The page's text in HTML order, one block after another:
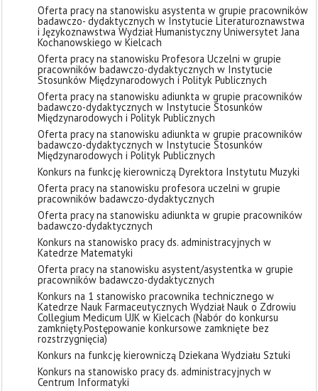
Oferta pracy na stanowisku asystenta w grupie pracowników
badawczo- dydaktycznych w Instytucie Literaturoznawstwa
i Językoznawstwa Wydział Humanistyczny Uniwersytet Jana
Kochanowskiego w Kielcach
Oferta pracy na stanowisku Profesora Uczelni w grupie
pracowników badawczo-dydaktycznych w Instytucie
Stosunków Międzynarodowych i Polityk Publicznych
Oferta pracy na stanowisku adiunkta w grupie pracowników
badawczo-dydaktycznych w Instytucie Stosunków
Międzynarodowych i Polityk Publicznych
Oferta pracy na stanowisku adiunkta w grupie pracowników
badawczo-dydaktycznych w Instytucie Stosunków
Międzynarodowych i Polityk Publicznych
Konkurs na funkcję kierowniczą Dyrektora Instytutu Muzyki
Oferta pracy na stanowisku profesora uczelni w grupie
pracowników badawczo-dydaktycznych
Oferta pracy na stanowisku adiunkta w grupie pracowników
badawczo-dydaktycznych
Konkurs na stanowisko pracy ds. administracyjnych w
Katedrze Matematyki
Oferta pracy na stanowisku asystent/asystentka w grupie
pracowników badawczo-dydaktycznych
Konkurs na 1 stanowisko pracownika technicznego w
Katedrze Nauk Farmaceutycznych Wydział Nauk o Zdrowiu
Collegium Medicum UJK w Kielcach (Nabór do konkursu
zamknięty. ​Postępowanie konkursowe zamknięte bez
rozstrzygnięcia)
Konkurs na funkcję kierowniczą Dziekana Wydziału Sztuki
Konkurs na stanowisko pracy ds. administracyjnych w
Centrum Informatyki